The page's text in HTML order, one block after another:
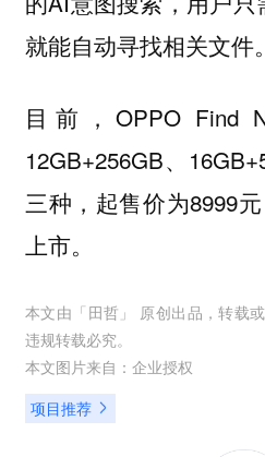
就能自动寻找相关文件。
目前，OPPO Find
12GB+256GB、
三种，起售价为8999
上市。
本文由「 田哲 」 原创出品，转载
违规转载必究。
本文图片来自： 企业授权
项目推荐